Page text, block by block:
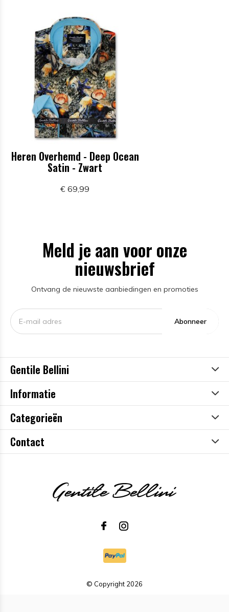
Heren Overhemd - Deep Ocean
Satin - Zwart
€ 69,99
Meld je aan voor onze
nieuwsbrief
Ontvang de nieuwste aanbiedingen en promoties
Abonneer
Gentile Bellini
Informatie
Categorieën
Contact
© Copyright 2026